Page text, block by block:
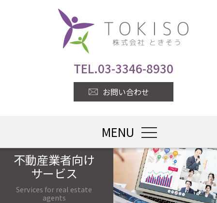
TEL.03-3346-8930
お問い合わせ
MENU toggle
不動産業者向け
サービス
Services for real estate
agents